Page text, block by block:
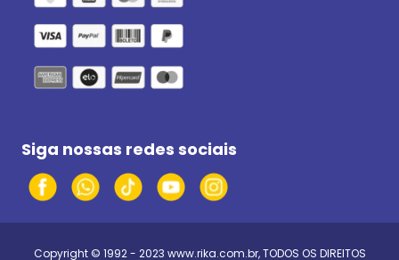
Siga nossas redes sociais
Copyright © 1992 - 2023 www.rika.com.br, TODOS OS DIREITOS